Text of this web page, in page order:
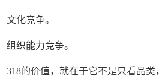
文化竞争。
组织能力竞争。
318的价值，就在于它不是只看品类